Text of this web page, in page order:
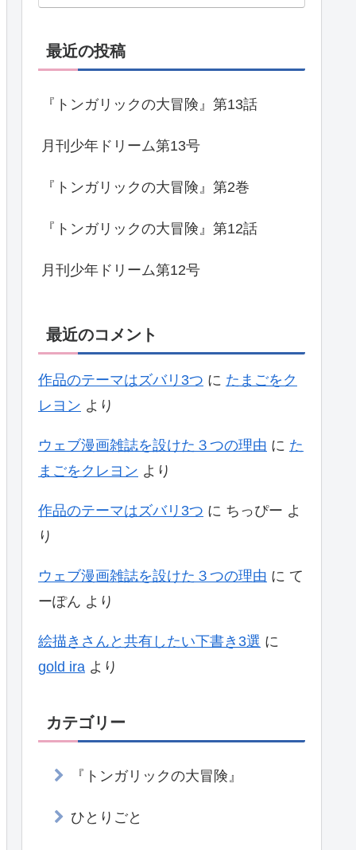
最近の投稿
『トンガリックの大冒険』第13話
月刊少年ドリーム第13号
『トンガリックの大冒険』第2巻
『トンガリックの大冒険』第12話
月刊少年ドリーム第12号
最近のコメント
作品のテーマはズバリ3つ に たまごをク
レヨン より
ウェブ漫画雑誌を設けた３つの理由 に た
まごをクレヨン より
作品のテーマはズバリ3つ に ちっぴー よ
り
ウェブ漫画雑誌を設けた３つの理由 に て
ーぽん より
絵描きさんと共有したい下書き3選 に
gold ira より
カテゴリー
『トンガリックの大冒険』
ひとりごと